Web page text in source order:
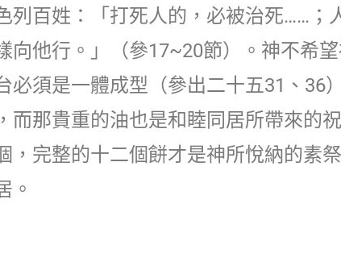
列百姓：「打死人的，必被治死……；
向他行。」（參17~20節）。神不希
必須是一體成型（參出二十五31、36
而那貴重的油也是和睦同居所帶來的
，完整的十二個餅才是神所悅納的素
。